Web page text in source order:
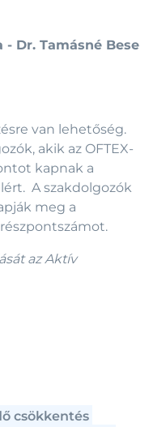
- Dr. Tamásné Bese
van lehetőség.
akik az OFTEX-
kapnak a
A szakdolgozók
meg a
az Aktív
csökkentés